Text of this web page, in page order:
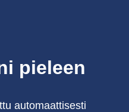
pieleen
automaattisesti